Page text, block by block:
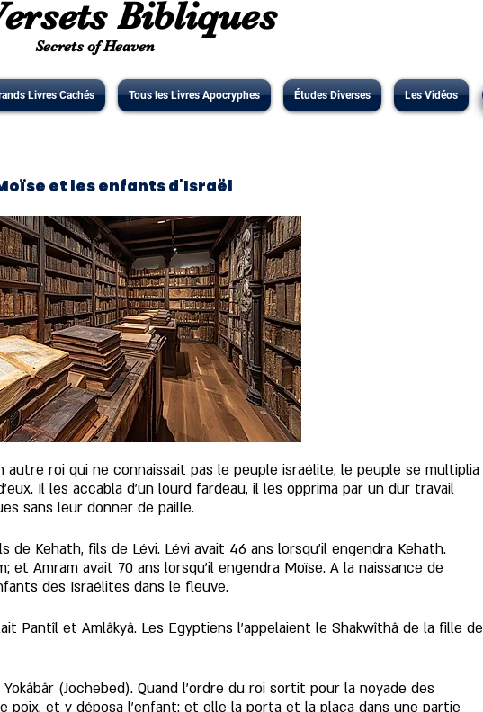
Bibliques
Secrets of Heaven
Livres Cachés Tous les Livres Apocryphes Études Diverses Les Vidéos
et les enfants d'Israël
roi qui ne connaissait pas le peuple israélite, le peuple se multiplia
Il les accabla d'un lourd fardeau, il les opprima par un dur travail
sans leur donner de paille.
de Kehath, fils de Lévi. Lévi avait 46 ans lorsqu’il engendra Kehath.
et Amram avait 70 ans lorsqu’il engendra Moïse. A la naissance de
des Israélites dans le fleuve.
Pantîl et Amlâkyâ. Les Egyptiens l’appelaient le Shakwîthâ de la fille de
(Jochebed). Quand l’ordre du roi sortit pour la noyade des
et y déposa l’enfant; et elle la porta et la plaça dans une partie